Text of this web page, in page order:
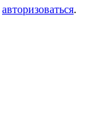
авторизоваться.